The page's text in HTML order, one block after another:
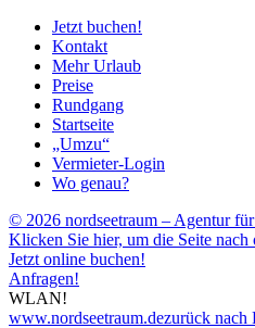
Jetzt buchen!
Kontakt
Mehr Urlaub
Preise
Rundgang
Startseite
„Umzu“
Vermieter-Login
Wo genau?
© 2026 nordseetraum – Agentur
Klicken Sie hier, um die Seite nach
Jetzt online buchen!
Anfragen!
WLAN!
www.nordseetraum.dezurück nach